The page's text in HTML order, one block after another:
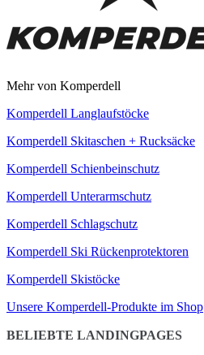
Mehr von Komperdell
Komperdell Langlaufstöcke
Komperdell Skitaschen + Rucksäcke
Komperdell Schienbeinschutz
Komperdell Unterarmschutz
Komperdell Schlagschutz
Komperdell Ski Rückenprotektoren
Komperdell Skistöcke
Unsere Komperdell-Produkte im Shop
BELIEBTE LANDINGPAGES